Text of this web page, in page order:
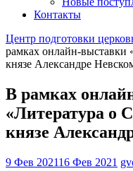
Контакты
Центр подготовки
рамках онлайн-выставки
князе Александре
В рамках
«Литература о
князе
9 Фев 202116 Фев 2021